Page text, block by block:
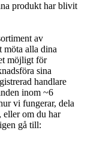
produkt har blivit
av
möta alla dina
möjligt för
sina
handlare
inom ~6
vi fungerar, dela
eller om du har
gå till: